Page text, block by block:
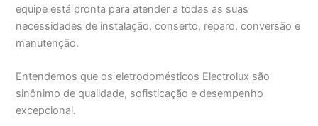
equipe está pronta para atender a todas as suas
necessidades de instalação, conserto, reparo, conversão e
manutenção.
Entendemos que os eletrodomésticos Electrolux são
sinônimo de qualidade, sofisticação e desempenho
excepcional.